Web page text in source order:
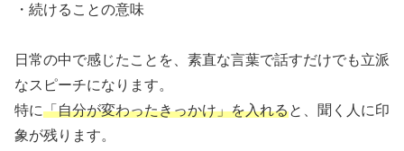
・続けることの意味
日常の中で感じたことを、素直な言葉で話すだけでも立派
なスピーチになります。
特に「自分が変わったきっかけ」を入れると、聞く人に印
象が残ります。